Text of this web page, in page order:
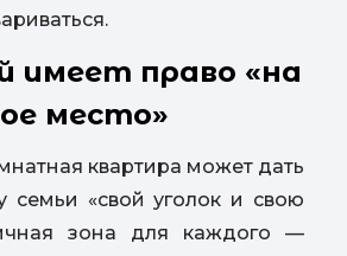
имеет право «на
место»
квартира может дать
семьи «свой уголок и свою
зона для каждого —